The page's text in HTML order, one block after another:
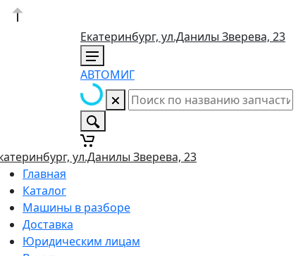
Екатеринбург, ул.Данилы Зверева, 23
АВТОМИГ
ул.Данилы Зверева, 23
Главная
Каталог
Машины в разборе
Доставка
Юридическим лицам